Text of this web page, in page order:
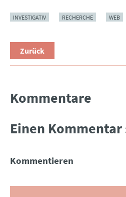
INVESTIGATIV RECHERCHE WEB
Zurück
Kommentare
Einen
Kommentieren